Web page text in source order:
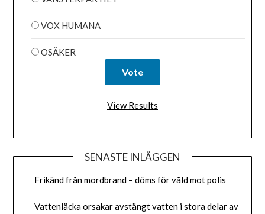
VOX HUMANA
OSÄKER
View Results
SENASTE INLÄGGEN
Frikänd från mordbrand – döms för våld mot polis
Vattenläcka orsakar avstängt vatten i stora delar av